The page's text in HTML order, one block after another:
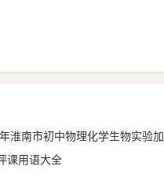
淮南市初中物理化学生物实验加
评分标准
课用语大全